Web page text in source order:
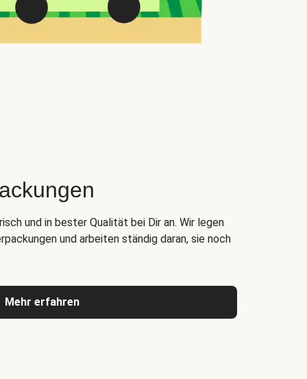
und in bester Qualität bei Dir an. Wir legen
und arbeiten ständig daran, sie noch
Mehr erfahren